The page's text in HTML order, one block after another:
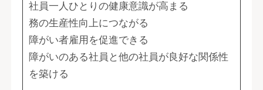
社員一人ひとりの健康意識が高まる
務の生産性向上につながる
障がい者雇用を促進できる
障がいのある社員と他の社員が良好な関係性
を築ける